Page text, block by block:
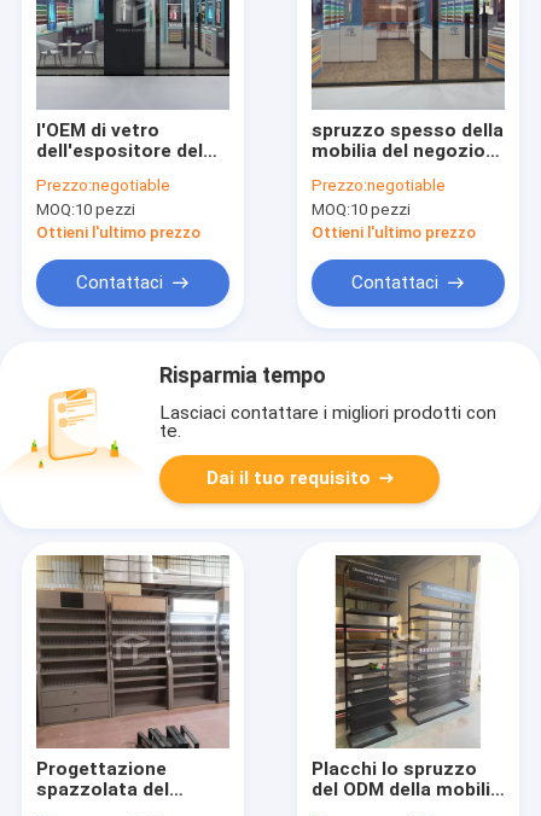
l'OEM di vetro
dell'espositore del
sigaretta temperato
10mm spolverizza
rivestito
Prezzo:negotiable
MOQ:10 pezzi
Ottieni l'ultimo prezzo
Contattaci
spruzzo spesso della
mobilia del negozio
20mm dipinto con
l'alogenuro del
metallo
Prezzo:negotiable
MOQ:10 pezzi
Ottieni l'ultimo prezzo
Contattaci
Risparmia tempo
Lasciaci contattare i migliori prodotti con
te.
Dai il tuo requisito
Progettazione
spazzolata del
Placchi lo spruzzo
del ODM della mobilia